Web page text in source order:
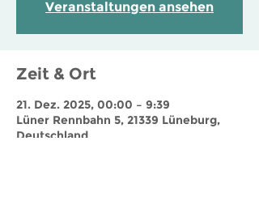
Veranstaltungen ansehen
Zeit & Ort
21. Dez. 2025, 00:00 – 9:39
Lüner Rennbahn 5, 21339 Lüneburg,
Deutschland